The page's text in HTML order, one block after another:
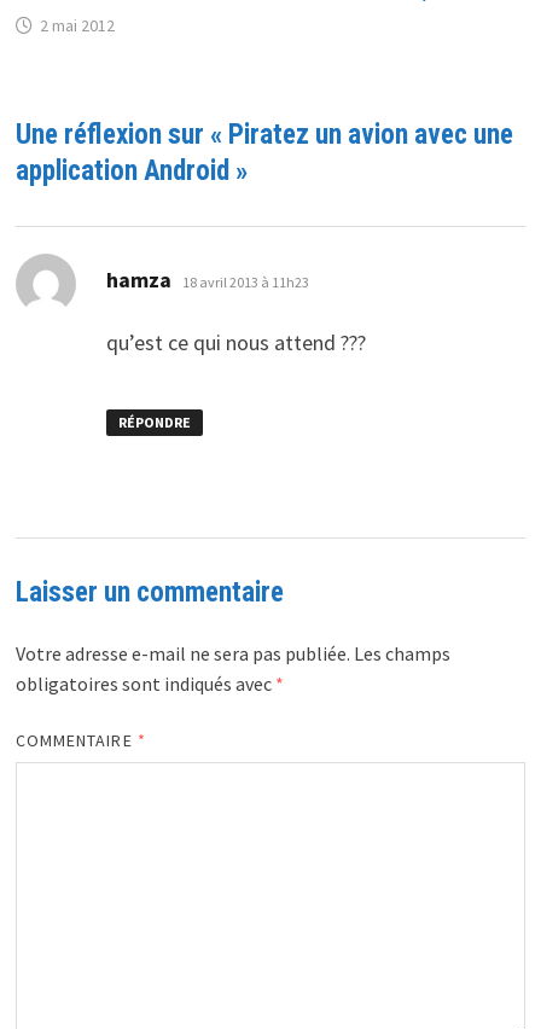
2 mai 2012
Une réflexion sur « Piratez un avion avec une
application Android »
hamza dit :
18 avril 2013 à 11h23
qu’est ce qui nous attend ???
RÉPONDRE
Laisser un commentaire
Votre adresse e-mail ne sera pas publiée. Les champs
obligatoires sont indiqués avec *
COMMENTAIRE *